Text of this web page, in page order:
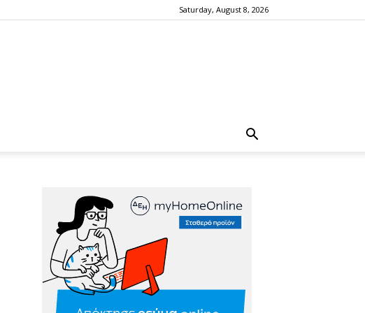
Saturday, August 8, 2026